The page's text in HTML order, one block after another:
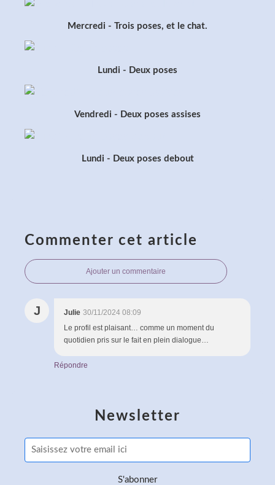
Mercredi - Trois poses, et le chat.
Lundi - Deux poses
Vendredi - Deux poses assises
Lundi - Deux poses debout
Commenter cet article
Ajouter un commentaire
J Julie 30/11/2024 08:09
Le profil est plaisant… comme un moment du
quotidien pris sur le fait en plein dialogue…
Répondre
Newsletter